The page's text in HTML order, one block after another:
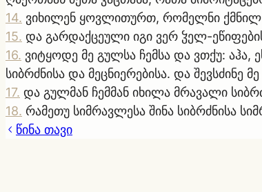
14. ვიხილენ ყოვლითურთ, რომელნი ქმნილ
15. და გარდაქცეული იგი ვერ ჴელ-
16. ვიტყოდე მე გულსა ჩემსა და ვთქუ: აჰა,
სიბრძნისა და მეცნიერებისა. და შევსძინე
17. და გულმან ჩემმან იხილა მრავალი
18. რამეთუ სიმრავლესა შინა სიბრძნისა
წინა თავი